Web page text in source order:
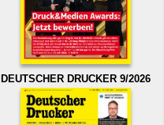
DEUTSCHER DRUCKER 9/2026